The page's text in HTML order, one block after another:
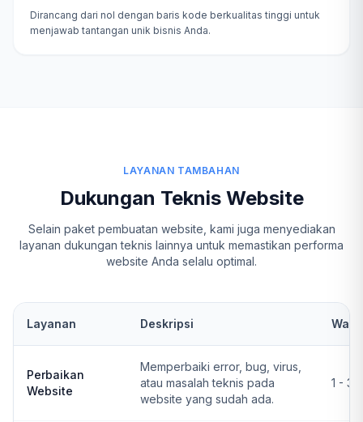
Dirancang dari nol dengan baris kode berkualitas tinggi untuk
menjawab tantangan unik bisnis Anda.
LAYANAN TAMBAHAN
Dukungan Teknis Website
Selain paket pembuatan website, kami juga menyediakan
layanan dukungan teknis lainnya untuk memastikan performa
website Anda selalu optimal.
Layanan Deskripsi
Perbaikan
Website
Memperbaiki error, bug, virus,
atau masalah teknis pada
website yang sudah ada.
1 - 3